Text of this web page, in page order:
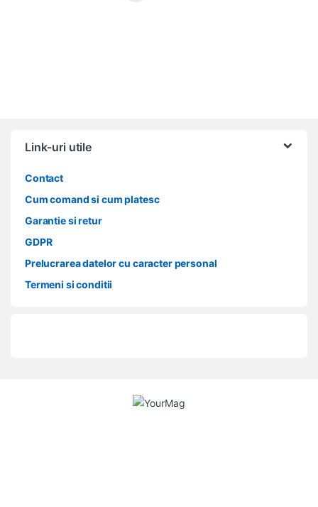
Link-uri utile
Contact
Cum comand si cum platesc
Garantie si retur
GDPR
Prelucrarea datelor cu caracter personal
Termeni si conditii